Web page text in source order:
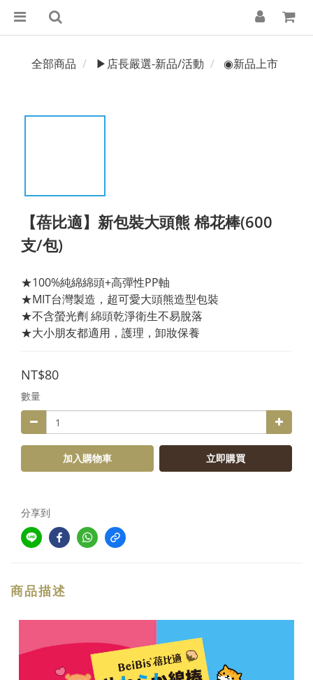
全部商品 ▶店長嚴選-新品/活動 ◉新品上市
【蓓比適】新包裝大頭熊 棉花棒(600
支/包)
★100%純綿綿頭+高彈性PP軸
★MIT台灣製造，超可愛大頭熊造型包裝
★不含螢光劑 綿頭乾淨衛生不易脫落
★大小朋友都適用，護理，卸妝保養
NT$80
數量
加入購物車 立即購買
分享到
商品描述